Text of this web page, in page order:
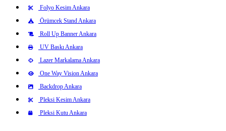
Folyo Kesim Ankara
Örümcek Stand Ankara
Roll Up Banner Ankara
UV Baskı Ankara
Lazer Markalama Ankara
One Way Vision Ankara
Backdrop Ankara
Pleksi Kesim Ankara
Pleksi Kutu Ankara